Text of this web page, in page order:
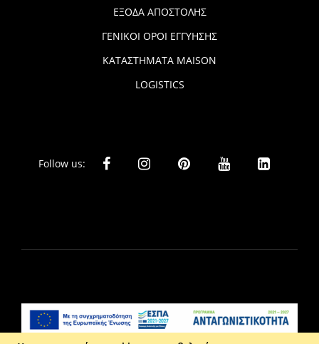
ΕΞΟΔΑ ΑΠΟΣΤΟΛΗΣ
ΓΕΝΙΚΟΙ ΟΡΟΙ ΕΓΓΥΗΣΗΣ
ΚΑΤΑΣΤΗΜΑΤΑ MAISON
LOGISTICS
Follow us: